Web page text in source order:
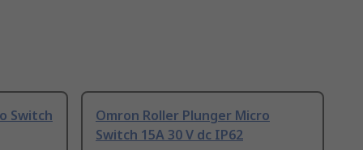
Switch
Omron Roller Plunger Micro
Switch 15A 30 V dc IP62